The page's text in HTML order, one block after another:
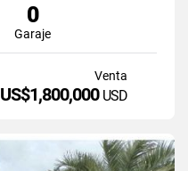
0
Garaje
Venta
US$1,800,000 USD